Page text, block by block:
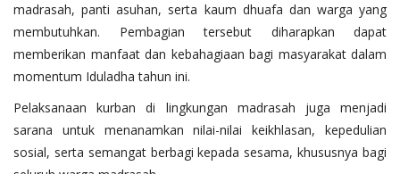
madrasah, panti asuhan, serta kaum dhuafa dan warga yang
membutuhkan. Pembagian tersebut diharapkan dapat
memberikan manfaat dan kebahagiaan bagi masyarakat dalam
momentum Iduladha tahun ini.
Pelaksanaan kurban di lingkungan madrasah juga menjadi
sarana untuk menanamkan nilai-nilai keikhlasan, kepedulian
sosial, serta semangat berbagi kepada sesama, khususnya bagi